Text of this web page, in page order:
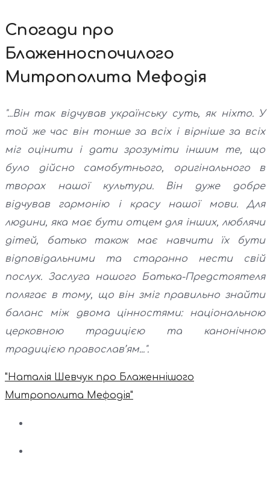
Спогади про
Блаженноспочилого
Митрополита Мефодія
"...Він так відчував українську суть, як ніхто. У
той же час він тонше за всіх і вірніше за всіх
міг оцінити і дати зрозуміти іншим те, що
було дійсно самобутнього, оригінального в
творах нашої культури. Він дуже добре
відчував гармонію і красу нашої мови. Для
людини, яка має бути отцем для інших, люблячи
дітей, батько також має навчити їх бути
відповідальними та старанно нести свій
послух. Заслуга нашого Батька-Предстоятеля
полягає в тому, що він зміг правильно знайти
баланс між двома цінностями: національною
церковною традицією та канонічною
традицією православ’ям...".
"Наталія Шевчук про Блаженнішого
Митрополита Мефодія"